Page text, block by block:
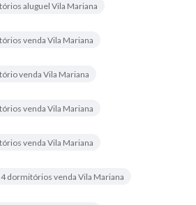
aluguel Vila Mariana
venda Vila Mariana
venda Vila Mariana
venda Vila Mariana
venda Vila Mariana
dormitórios venda Vila Mariana